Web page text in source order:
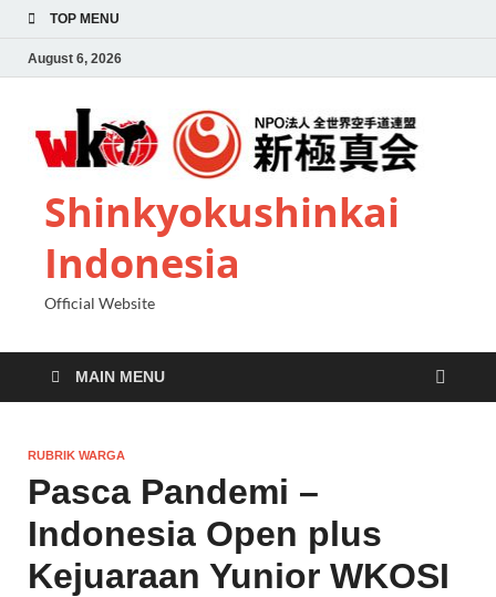
TOP MENU
August 6, 2026
Shinkyokushinkai
Indonesia
Official Website
MAIN MENU
RUBRIK WARGA
Pasca Pandemi –
Indonesia Open plus
Kejuaraan Yunior WKOSI